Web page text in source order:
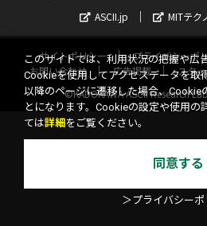
ASCII.jp
MITテク
サイトポリシー プライバシーポ
お問い合わせ
広告掲載 スタ
©KADOKAWA ASCII Research
このサイトでは、利用状況の把握や広
Cookieを使用してアクセスデータを取
以降のページに遷移した場合、Cookie
とになります。Cookieの設定や使用の
ては詳細 をご覧ください。
同意する
＞プライバシーポ